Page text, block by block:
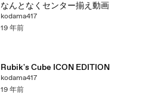
なんとなくセンター揃え動画
kodama417
19 年前
Rubik's Cube ICON EDITION
kodama417
19 年前